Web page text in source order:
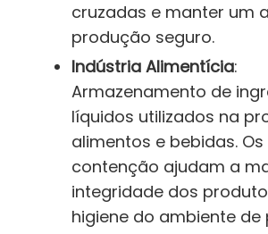
cruzadas e manter um
produção seguro.
Indústria Alimentícia:
Armazenamento de
líquidos utilizados na
alimentos e bebidas.
contenção ajudam a
integridade dos
higiene do ambiente de